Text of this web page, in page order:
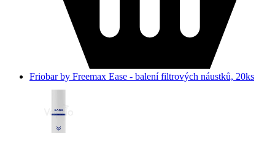
Friobar by Freemax Ease - balení filtrových náustků, 20ks